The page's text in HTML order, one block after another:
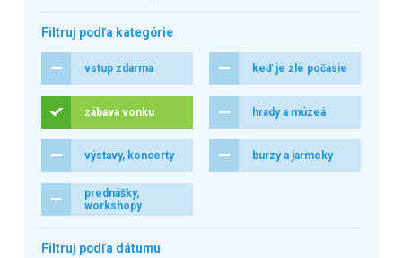
Filtruj podľa kategórie
vstup zdarma keď je zlé počasie
zábava vonku hrady a múzeá
výstavy, koncerty burzy a jarmoky
prednášky,
workshopy
Filtruj podľa dátumu